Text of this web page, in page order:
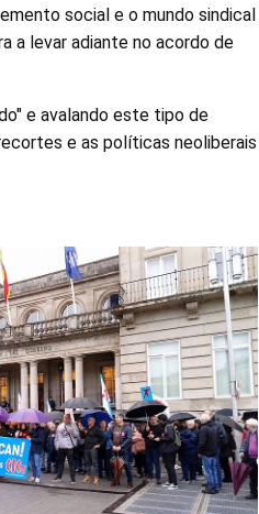
social e o mundo sindical
a levar adiante no acordo de
e avalando este tipo de
e as políticas neoliberais